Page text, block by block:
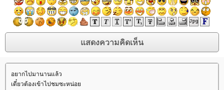
อยากไปมานานแล้ว
เดี๋ยวต้องเข้าไปชมซะหน่อ